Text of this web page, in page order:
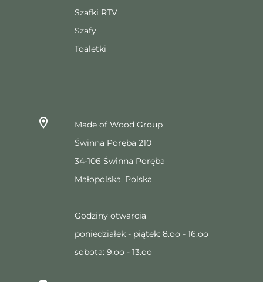
Szafki RTV
Szafy
Toaletki
Made of Wood Group
Świnna Poręba 210
34-106 Świnna Poręba
Małopolska, Polska
Godziny otwarcia
poniedziałek - piątek: 8.oo - 16.oo
sobota: 9.oo - 13.oo